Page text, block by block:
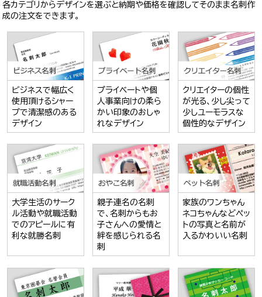
各カテゴリからデザインを選ぶと納期や価格を確認してそのまま名刺作
成の注文をできます。
ビジネスで幅広く
使用頂けるシャー
プで清潔感のある
デザイン
プライベートや個
人事業向けの柔ら
かい印象のおしゃ
れなデザイン
クリエイターの個性
が光る、少し尖って
少しユーモラスな
個性的なデザイン
大学生活のサーク
ル活動や就職活動
でのアピールに有
利な就勝名刺
親子連名の名刺
で、名刺からもお
子さんへの愛情と
絆を感じられる名
刺
家族のワンちゃん
ネコちゃんなどペッ
トの写真と名前が
入るかわいい名刺